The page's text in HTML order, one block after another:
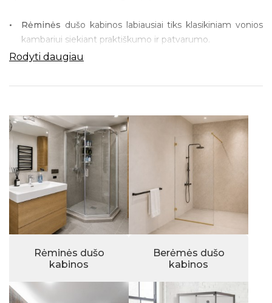
Rėminės dušo kabinos labiausiai tiks klasikiniam vonios
kambariui siekiant praktiškumo ir patvarumo.
Vonios kambario mados tendencijų viršūnėse karaliauja
prižiūrėti ir valyti.
Keturių sienelių BOX tipo
dušo kabiną verta rinktis
tuomet, kai sudėtinga įrengti hidroizoliaciją ar priklijuoti
plyteles. Tai ypač populiarus sprendimas rastiniuose ar
mediniuose namuose, sodo nameliuose. Sieneles galima
rinktis tik iš stiklo arba derinti su sienelėmis iš aukšto
slėgio laminato.
Rodyti daugiau
Rėminės dušo
kabinos
Berėmės dušo
kabinos